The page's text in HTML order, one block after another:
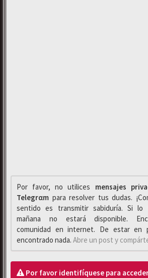
Por favor, no utilices mensajes
Telegrαm para resolver tus dudas.
sentido es transmitir sabiduría. Si lo
mañana no estará disponible.
comunidad en internet. De estar en
encontrado nada. Abre un post y
Por favor identifíquese para